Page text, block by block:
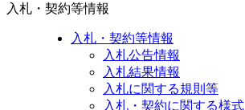
入札・契約等情報
入札・契約等情報
入札公告情報
入札結果情報
入札に関する規則等
入札・契約に関する様式